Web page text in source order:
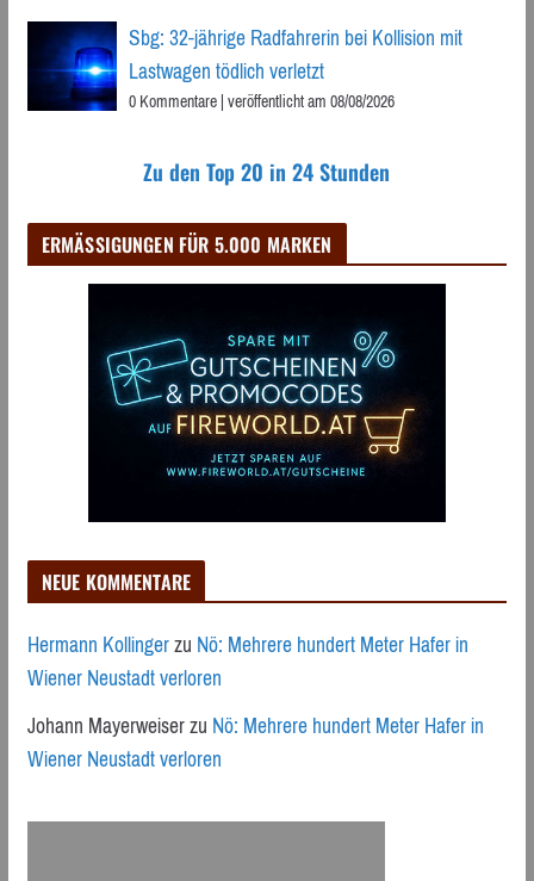
Sbg: 32-jährige Radfahrerin bei Kollision mit
Lastwagen tödlich verletzt
0 Kommentare|veröffentlicht am 08/08/2026
Zu den Top 20 in 24 Stunden
ERMÄSSIGUNGEN FÜR 5.000 MARKEN
NEUE KOMMENTARE
Hermann KollingerzuNö: Mehrere hundert Meter Hafer in
Wiener Neustadt verloren
Johann MayerweiserzuNö: Mehrere hundert Meter Hafer in
Wiener Neustadt verloren